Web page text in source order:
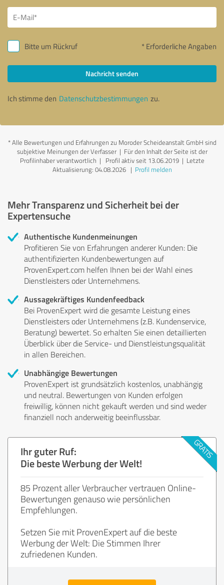
Bitte um Rückruf * Erforderliche Angaben
Nachricht senden
Ich stimme den Datenschutzbestimmungen zu.
*Alle Bewertungen und Erfahrungen zu Moroder Scheideanstalt GmbH sind
subjektive Meinungen der Verfasser | Für den Inhalt der Seite ist der
Profilinhaber verantwortlich | Profil aktiv seit 13.06.2019 | Letzte
Aktualisierung: 04.08.2026| Profil melden
Mehr Transparenz und Sicherheit bei der
Expertensuche
Authentische Kundenmeinungen
Profitieren Sie von Erfahrungen anderer Kunden: Die
authentifizierten Kundenbewertungen auf
ProvenExpert.com helfen Ihnen bei der Wahl eines
Dienstleisters oder Unternehmens.
Aussagekräftiges Kundenfeedback
Bei ProvenExpert wird die gesamte Leistung eines
Dienstleisters oder Unternehmens (z.B. Kundenservice,
Beratung) bewertet. So erhalten Sie einen detaillierten
Überblick über die Service- und Dienstleistungsqualität
in allen Bereichen.
Unabhängige Bewertungen
ProvenExpert ist grundsätzlich kostenlos, unabhängig
und neutral. Bewertungen von Kunden erfolgen
freiwillig, können nicht gekauft werden und sind weder
finanziell noch anderweitig beeinflussbar.
Ihr guter Ruf:
Die beste Werbung der Welt!
85 Prozent aller Verbraucher vertrauen Online-
Bewertungen genauso wie persönlichen
Empfehlungen.
Setzen Sie mit ProvenExpert auf die beste
Werbung der Welt: Die Stimmen Ihrer
zufriedenen Kunden.